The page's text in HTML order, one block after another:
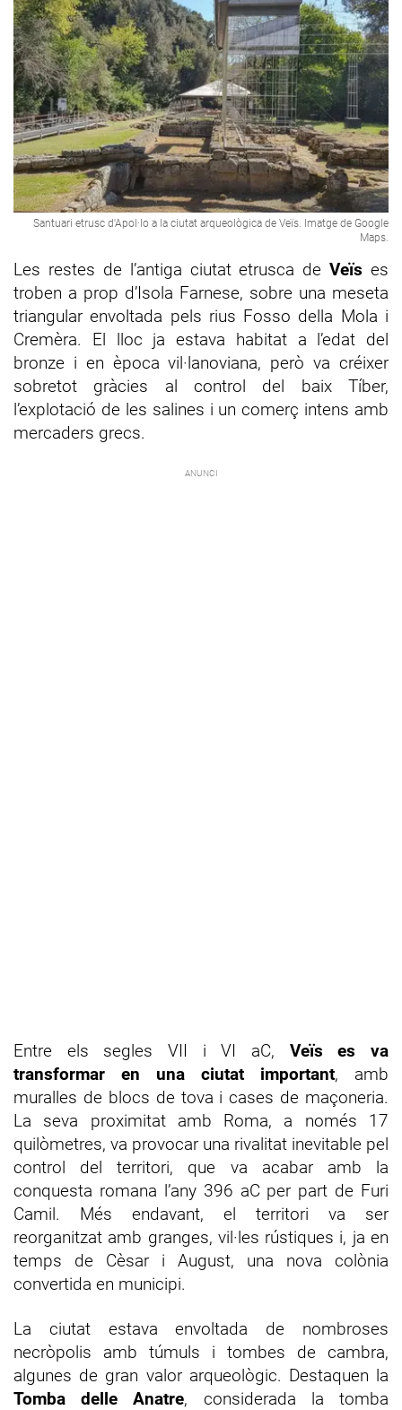
Santuari etrusc d'Apol·lo a la ciutat arqueològica de Veïs. Imatge de Google
Maps.
Les restes de l’antiga ciutat etrusca deVeïs es
troben a prop d’Isola Farnese, sobre una meseta
triangular envoltada pels rius Fosso della Mola i
Cremèra. El lloc ja estava habitat a l’edat del
bronze i en època vil·lanoviana, però va créixer
sobretot gràcies al control del baix Tíber,
l’explotació de les salines i un comerç intens amb
mercaders grecs.
Entre els segles VII i VI aC, Veïs es va
transformar en una ciutat important, amb
muralles de blocs de tova i cases de maçoneria.
La seva proximitat amb Roma, a només 17
quilòmetres, va provocar una rivalitat inevitable pel
control del territori, que va acabar amb la
conquesta romana l’any 396 aC per part de Furi
Camil. Més endavant, el territori va ser
reorganitzat amb granges, vil·les rústiques i, ja en
temps de Cèsar i August, una nova colònia
convertida en municipi.
La ciutat estava envoltada de nombroses
necròpolis amb túmuls i tombes de cambra,
algunes de gran valor arqueològic. Destaquen la
Tomba delle Anatre, considerada la tomba